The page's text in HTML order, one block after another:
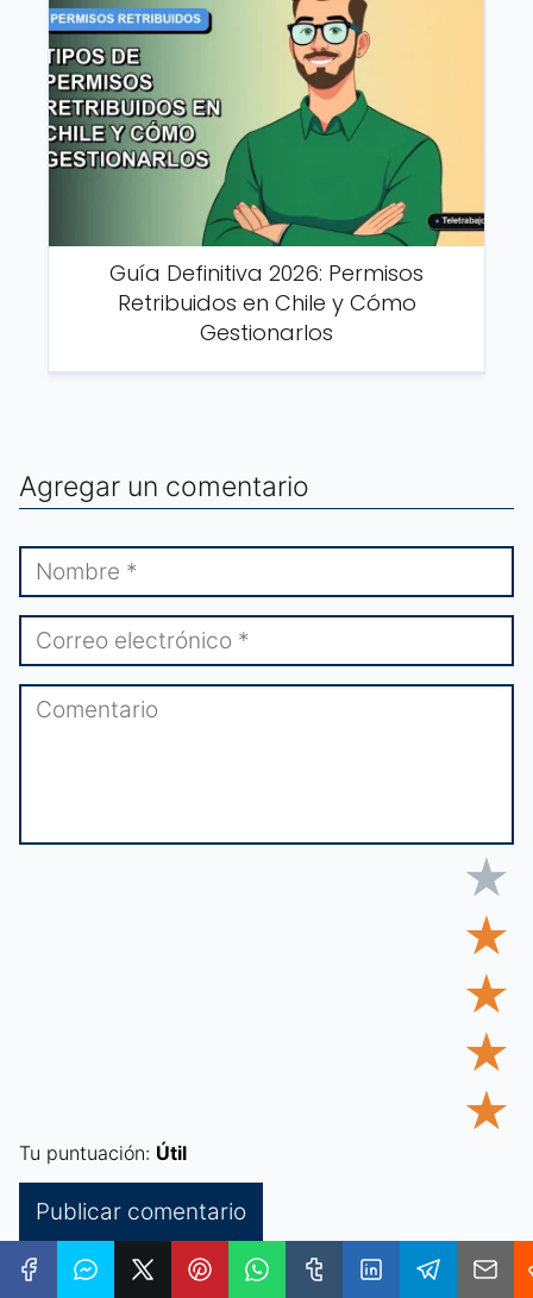
Guía Definitiva 2026: Permisos
Retribuidos en Chile y Cómo
Gestionarlos
Agregar un comentario
★
★
★
★
★
Tu puntuación: Útil